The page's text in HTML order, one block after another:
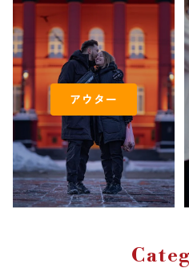
アウター